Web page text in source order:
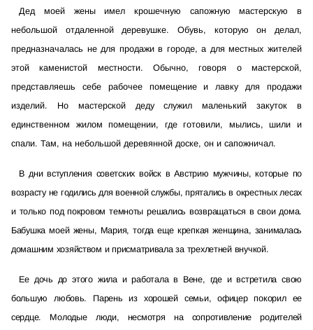
Дед моей жены имел крошечную сапожную мастерскую в
небольшой отдаленной деревушке. Обувь, которую он делал,
предназначалась не для продажи в городе, а для местных жителей
этой каменистой местности. Обычно, говоря о мастерской,
представляешь себе рабочее помещение и лавку для продажи
изделий. Но мастерской деду служил маленький закуток в
единственном жилом помещении, где готовили, мылись, шили и
спали. Там, на небольшой деревянной доске, он и сапожничал.
В дни вступления советских войск в Австрию мужчины, которые по
возрасту не годились для военной службы, прятались в окрестных лесах
и только под покровом темноты решались возвращаться в свои дома.
Бабушка моей жены, Мария, тогда еще крепкая женщина, занималась
домашним хозяйством и присматривала за трехлетней внучкой.
Ее дочь до этого жила и работала в Вене, где и встретила свою
большую любовь. Парень из хорошей семьи, офицер покорил ее
сердце. Молодые люди, несмотря на сопротивление родителей